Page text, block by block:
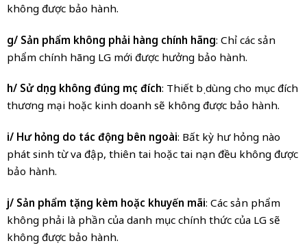
không được bảo hành.
g/ Sản phẩm không phải hàng chính hãng: Chỉ các sản
phẩm chính hãng LG mới được hưởng bảo hành.
h/ Sử dụng không đúng mục đích: Thiết bị dùng cho mục đích
thương mại hoặc kinh doanh sẽ không được bảo hành.
i/ Hư hỏng do tác động bên ngoài: Bất kỳ hư hỏng nào
phát sinh từ va đập, thiên tai hoặc tai nạn đều không được
bảo hành.
j/ Sản phẩm tặng kèm hoặc khuyến mãi: Các sản phẩm
không phải là phần của danh mục chính thức của LG sẽ
không được bảo hành.